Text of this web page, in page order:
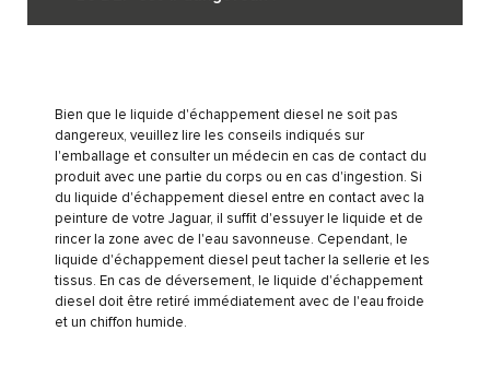
Bien que le liquide d'échappement diesel ne soit pas
dangereux, veuillez lire les conseils indiqués sur
l'emballage et consulter un médecin en cas de contact du
produit avec une partie du corps ou en cas d'ingestion. Si
du liquide d'échappement diesel entre en contact avec la
peinture de votre Jaguar, il suffit d'essuyer le liquide et de
rincer la zone avec de l'eau savonneuse. Cependant, le
liquide d'échappement diesel peut tacher la sellerie et les
tissus. En cas de déversement, le liquide d'échappement
diesel doit être retiré immédiatement avec de l'eau froide
et un chiffon humide.